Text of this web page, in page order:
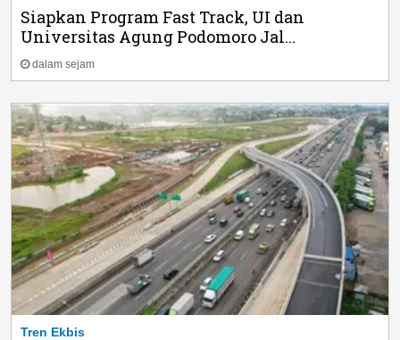
Siapkan Program Fast Track, UI dan
Universitas Agung Podomoro Jal...
dalam sejam
Tren Ekbis